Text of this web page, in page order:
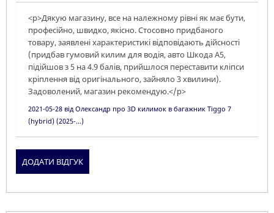
<p>Дякую магазину, все на належному рівні як має бути,
професійно, швидко, якісно. Стосовно придбаного
товару, заявлені характеристикі відповідають дійсності
(придбав гумовий килим для водія, авто Шкода А5,
підійшов з 5 на 4.9 балів, прийшлося переставити кліпси
кріплення від оригінального, зайняло 3 хвилини).
Задоволений, магазин рекомендую.</p>
2021-05-28 відОлександр про 3D килимок в багажник Tiggo 7
(hybrid) (2025-...)
ДОДАТИ ВІДГУК